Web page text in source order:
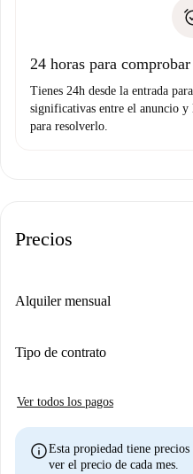
Prueba de
no nos comunicas
24 horas para
Tienes 24h desde la entrada
significativas entre el anuncio y
para resolverlo.
Precios
Alquiler mensual
Tipo de contrato
Ver todos los pagos
infoEsta propiedad tiene precios
ver el precio de cada mes.